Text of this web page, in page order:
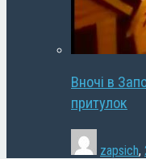
Вночі в
притулок
zapsich,